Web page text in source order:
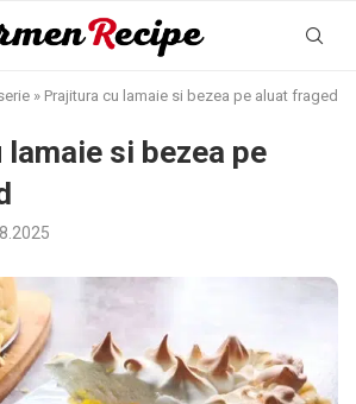
» Prajitura cu lamaie si bezea pe aluat fraged
si bezea pe